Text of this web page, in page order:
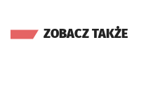
ZOBACZ TAKŻE